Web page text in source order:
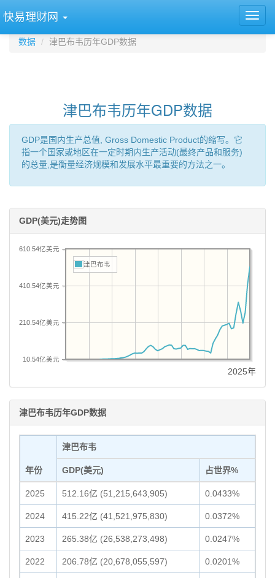
快易理财网
数据 津巴布韦历年GDP数据
津巴布韦历年GDP数据
GDP是国内生产总值, Gross Domestic Product的缩写。它
指一个国家或地区在一定时期内生产活动(最终产品和服务)
的总量,是衡量经济规模和发展水平最重要的方法之一。
GDP(美元)走势图
10.54亿美元
210.54亿美元
410.54亿美元
610.54亿美元
津巴布韦
2025年
津巴布韦历年GDP数据
年份
津巴布韦
GDP(美元) 占世界%
2025 512.16亿 (51,215,643,905) 0.0433%
2024 415.22亿 (41,521,975,830) 0.0372%
2023 265.38亿 (26,538,273,498) 0.0247%
2022 206.78亿 (20,678,055,597) 0.0201%